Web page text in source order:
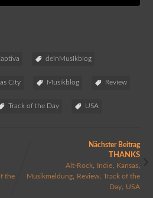
deinMusikblog
City Musikblog Review
Track of the Day USA
the
Nächster Beitrag
THANKS
Alt-Rock Indie Kansas
Musikmeldung Review ,Track of the
Day
USA